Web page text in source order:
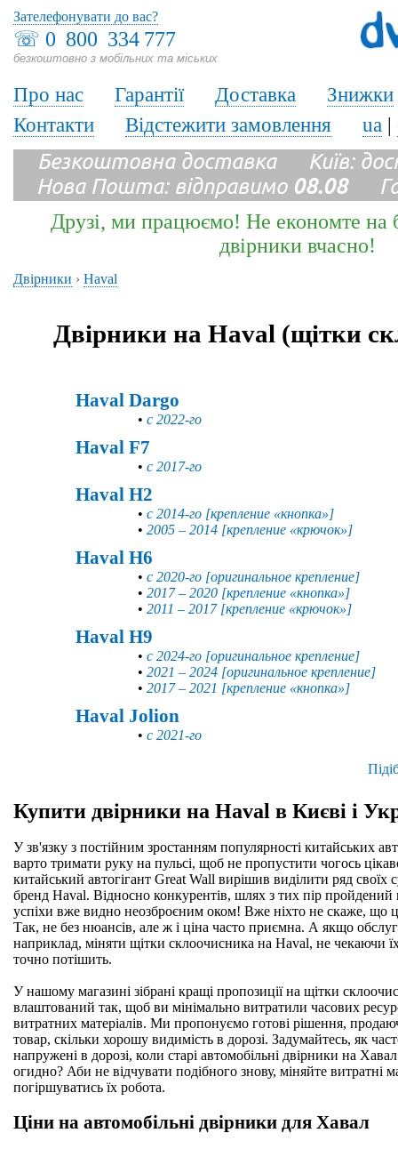
☏ 0 800 334 777
безкоштовно з мобільних та міських
Зателефонувати до вас?
Про нас Гарантії Доставка
Знижки
Контакти
Відстежити замовлення ua |
Безкоштовна доставка Київ:
Нова Пошта: відправимо 08.08
Друзі, ми працюємо! Не економте на
двірники вчасно!
Двірники › Haval
Двірники на Haval (щітки
Haval Dargo
• с 2022-го
Haval F7
• с 2017-го
Haval H2
• с 2014-го [крепление «кнопка»]
• 2005 – 2014 [крепление «крючок»]
Haval H6
• с 2020-го [оригинальное крепление]
• 2017 – 2020 [крепление «кнопка»]
• 2011 – 2017 [крепление «крючок»]
Haval H9
• с 2024-го [оригинальное крепление]
• 2021 – 2024 [оригинальное крепление]
• 2017 – 2021 [крепление «кнопка»]
Haval Jolion
• с 2021-го
Купити двірники на Haval в Києві і
У зв'язку з постійним зростанням популярності китайських
варто тримати руку на пульсі, щоб не пропустити чогось
китайський автогігант Great Wall вирішив виділити ряд своїх
бренд Haval. Відносно конкурентів, шлях з тих пір
успіхи вже видно неозброєним оком! Вже ніхто не скаже, що ці
Так, не без нюансів, але ж і ціна часто приємна. А якщо
наприклад, міняти щітки склоочисника на Haval, не чекаючи
точно потішить.
У нашому магазині зібрані кращі пропозиції на щітки
влаштований так, щоб ви мінімально витратили часових
витратних матеріалів. Ми пропонуємо готові рішення,
товар, скільки хорошу видимість в дорозі. Задумайтесь, як
напружені в дорозі, коли старі автомобільні двірники на
огидно? Аби не відчувати подібного знову, міняйте витратні
погіршуватись їх робота.
Ціни на автомобільні двірники для Хавал